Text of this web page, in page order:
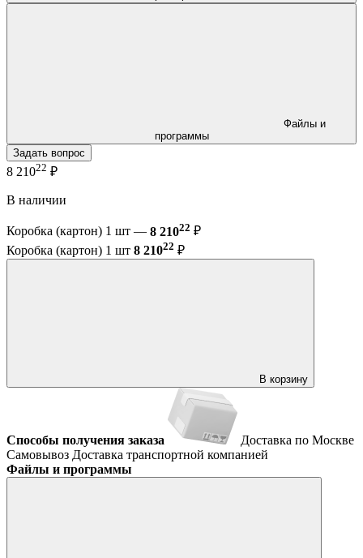
программы
Задать вопрос
8 21022 ₽
В наличии
Коробка (картон) 1 шт — 8 21022 ₽
Коробка (картон) 1 шт 8 21022 ₽
В корзину
Способы получения заказа
Доставка по Москве
Самовывоз Доставка транспортной компанией
Файлы и программы